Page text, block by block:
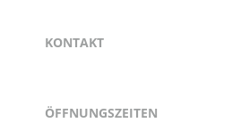
KONTAKT
ÖFFNUNGSZEITEN